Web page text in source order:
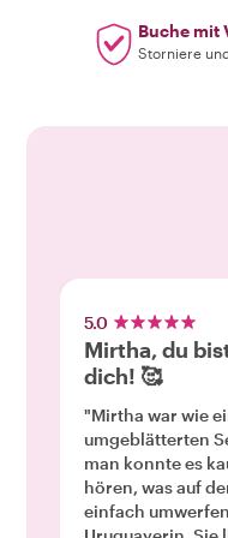
Buche mit
Storniere
5.0
Mirtha, du
dich! 🥰
"Mirtha war wie
umgeblätterten
man konnte es
hören, was auf
einfach